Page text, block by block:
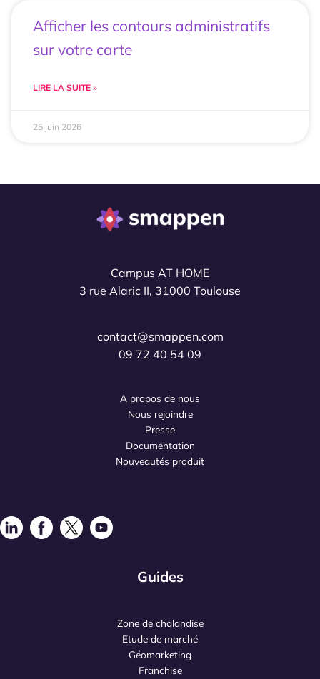
Afficher les contours administratifs
sur votre carte
LIRE LA SUITE »
25 juin 2026
Campus AT HOME
3 rue Alaric II, 31000 Toulouse
contact@smappen.com
09 72 40 54 09
A propos de nous
Nous rejoindre
Presse
Documentation
Nouveautés produit
Guides
Zone de chalandise
Etude de marché
Géomarketing
Franchise